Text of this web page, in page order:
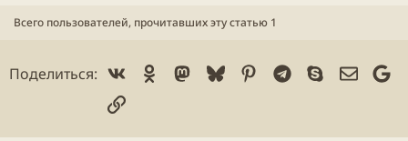
странице файлов cookie.
The Umbrella Academy | Official Trailer | Netflix
Всего пользователей, прочитавших эту статью 1
Поделиться: Vk Ok Mastodon
BlueskyPinterest
Telegram
Skype
Ссылка